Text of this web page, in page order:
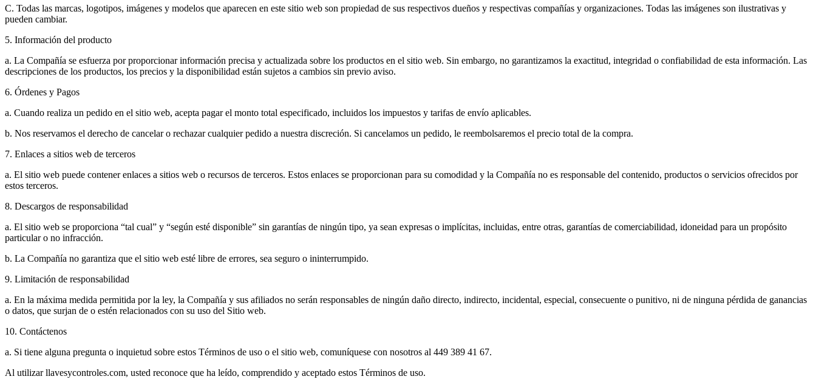
C. Todas las marcas, logotipos, imágenes y modelos que aparecen en este sitio web son propiedad de sus respectivos dueños y respectivas compañías y organizaciones. Todas las imágenes son ilustrativas y
pueden cambiar.
5. Información del producto
a. La Compañía se esfuerza por proporcionar información precisa y actualizada sobre los productos en el sitio web. Sin embargo, no garantizamos la exactitud, integridad o confiabilidad de esta información. Las
descripciones de los productos, los precios y la disponibilidad están sujetos a cambios sin previo aviso.
6. Órdenes y Pagos
a. Cuando realiza un pedido en el sitio web, acepta pagar el monto total especificado, incluidos los impuestos y tarifas de envío aplicables.
b. Nos reservamos el derecho de cancelar o rechazar cualquier pedido a nuestra discreción. Si cancelamos un pedido, le reembolsaremos el precio total de la compra.
7. Enlaces a sitios web de terceros
a. El sitio web puede contener enlaces a sitios web o recursos de terceros. Estos enlaces se proporcionan para su comodidad y la Compañía no es responsable del contenido, productos o servicios ofrecidos por
estos terceros.
8. Descargos de responsabilidad
a. El sitio web se proporciona “tal cual” y “según esté disponible” sin garantías de ningún tipo, ya sean expresas o implícitas, incluidas, entre otras, garantías de comerciabilidad, idoneidad para un propósito
particular o no infracción.
b. La Compañía no garantiza que el sitio web esté libre de errores, sea seguro o ininterrumpido.
9. Limitación de responsabilidad
a. En la máxima medida permitida por la ley, la Compañía y sus afiliados no serán responsables de ningún daño directo, indirecto, incidental, especial, consecuente o punitivo, ni de ninguna pérdida de ganancias
o datos, que surjan de o estén relacionados con su uso del Sitio web.
10. Contáctenos
a. Si tiene alguna pregunta o inquietud sobre estos Términos de uso o el sitio web, comuníquese con nosotros al 449 389 41 67.
Al utilizar llavesycontroles.com, usted reconoce que ha leído, comprendido y aceptado estos Términos de uso.